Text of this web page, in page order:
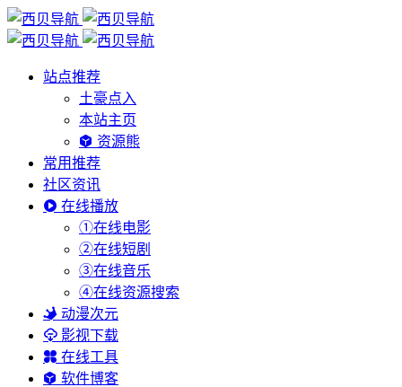
站点推荐
土豪点入
本站主页
资源熊
常用推荐
社区资讯
在线播放
①在线电影
②在线短剧
③在线音乐
④在线资源搜索
动漫次元
影视下载
在线工具
软件博客